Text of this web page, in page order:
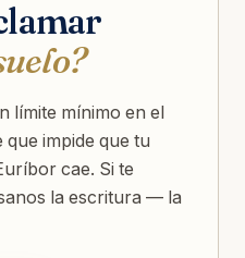
límite mínimo en el
impide que tu
cae. Si te
la escritura — la